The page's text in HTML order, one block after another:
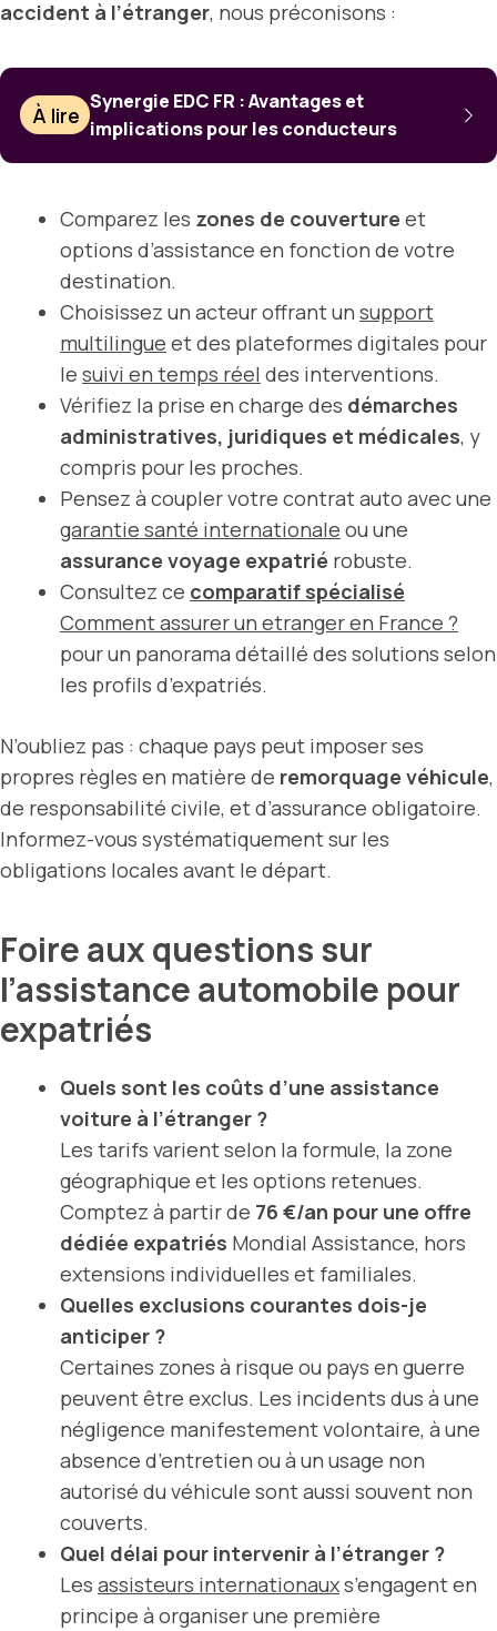
accident à l’étranger, nous préconisons :
À lire
Synergie EDC FR : Avantages et
implications pour les conducteurs
Comparez les zones de couverture et
options d’assistance en fonction de votre
destination.
Choisissez un acteur offrant un support
multilingue et des plateformes digitales pour
le suivi en temps réel des interventions.
Vérifiez la prise en charge des démarches
administratives, juridiques et médicales, y
compris pour les proches.
Pensez à coupler votre contrat auto avec une
garantie santé internationale ou une
assurance voyage expatrié robuste.
Consultez ce comparatif spécialisé
Comment assurer un etranger en France ?
pour un panorama détaillé des solutions selon
les profils d’expatriés.
N’oubliez pas : chaque pays peut imposer ses
propres règles en matière de remorquage véhicule,
de responsabilité civile, et d’assurance obligatoire.
Informez-vous systématiquement sur les
obligations locales avant le départ.
Foire aux questions sur
l’assistance automobile pour
expatriés
Quels sont les coûts d’une assistance
voiture à l’étranger ?
Les tarifs varient selon la formule, la zone
géographique et les options retenues.
Comptez à partir de 76 €/an pour une offre
dédiée expatriés Mondial Assistance, hors
extensions individuelles et familiales.
Quelles exclusions courantes dois-je
anticiper ?
Certaines zones à risque ou pays en guerre
peuvent être exclus. Les incidents dus à une
négligence manifestement volontaire, à une
absence d’entretien ou à un usage non
autorisé du véhicule sont aussi souvent non
couverts.
Quel délai pour intervenir à l’étranger ?
Les assisteurs internationauxs’engagent en
principe à organiser une première